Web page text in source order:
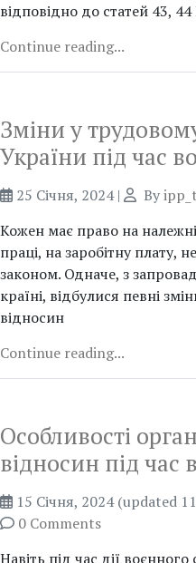
відповідно до статей 43,
Continue reading...
Зміни у
України під час
25 Січня, 2024| By
Кожен має право на
праці, на заробітну плату,
законом. Одначе, з
країні, відбулися певні
відносин
Continue reading...
Особливості
відносин під час
15 Січня, 2024 (updated
0 Comments
Навіть під час дії